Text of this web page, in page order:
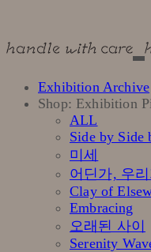
Exhibition Archive
Shop: Exhibition
ALL
Side by Side
미세
어딘가, 우
Clay of
Embracing
오래된 사이
Serenity